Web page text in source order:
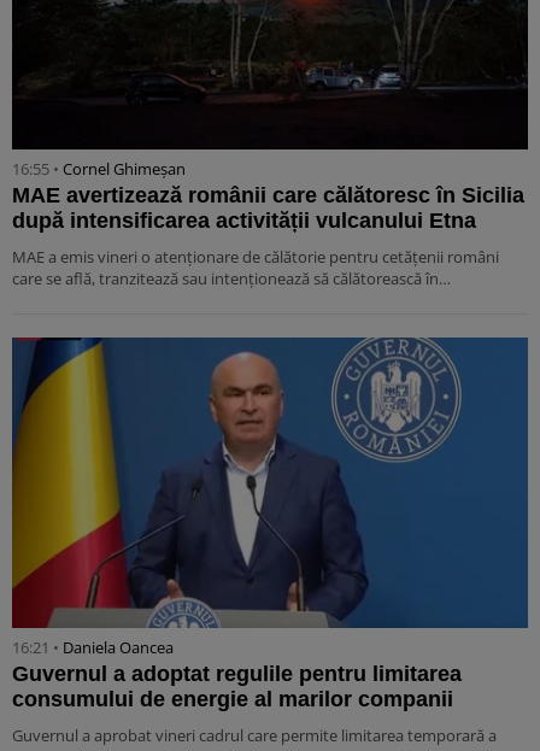
16:55 • Cornel Ghimeșan
MAE avertizează românii care călătoresc în Sicilia
după intensificarea activității vulcanului Etna
MAE a emis vineri o atenționare de călătorie pentru cetățenii români
care se află, tranzitează sau intenționează să călătorească în…
16:21 • Daniela Oancea
Guvernul a adoptat regulile pentru limitarea
consumului de energie al marilor companii
Guvernul a aprobat vineri cadrul care permite limitarea temporară a